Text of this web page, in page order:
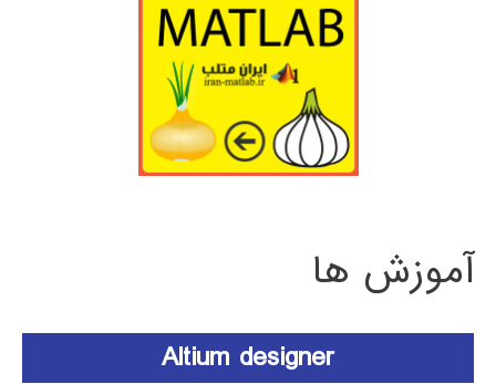
آموزش ها
Altium designer